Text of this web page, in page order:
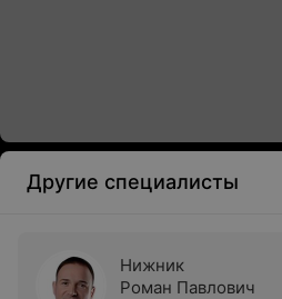
Другие специалисты
Нижник
Роман Павлович